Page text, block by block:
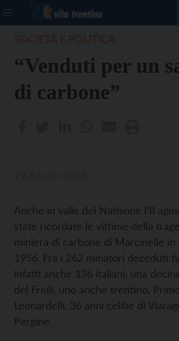
“Venduti per un
di carbone”
Anche in valle del Natisone l'8
state ricordate le vittime della
miniera di carbone di Marcinelle in
1956. Fra i 262 minatori deceduti
infatti anche 136 italiani, una
del Friuli, uno anche trentino,
Leonardelli, 36 anni celibe di
Pergine.